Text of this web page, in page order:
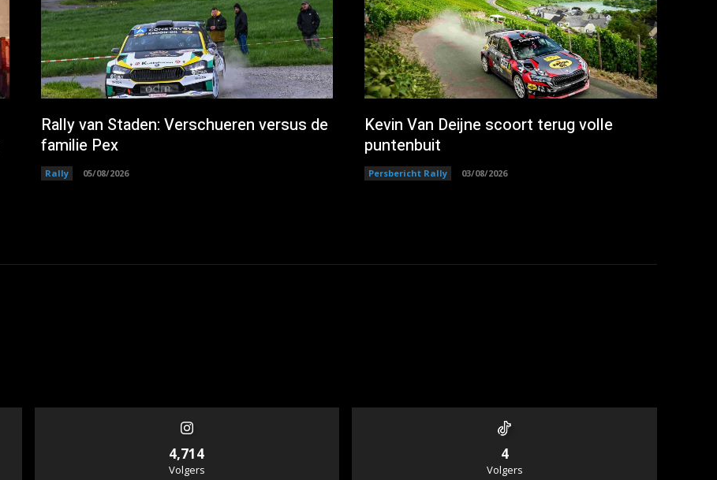
Rally van Staden: Verschueren versus de
familie Pex
Rally 05/08/2026
Kevin Van Deijne scoort terug volle
puntenbuit
Persbericht Rally 03/08/2026
4,714
Volgers
4
Volgers